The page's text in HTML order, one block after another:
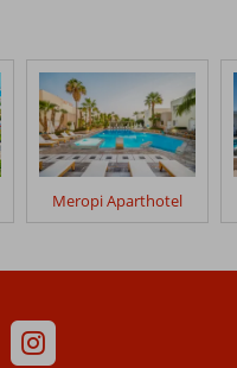
Meropi Aparthotel